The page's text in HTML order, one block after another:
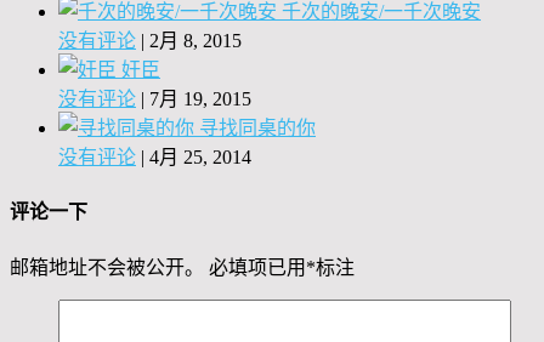
千次的晚安/一千次晚安
没有评论 | 2月 8, 2015
奸臣
没有评论 | 7月 19, 2015
寻找同桌的你
没有评论 | 4月 25, 2014
评论一下
邮箱地址不会被公开。 必填项已用 *标注